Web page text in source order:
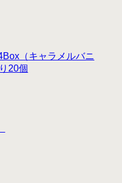
（キャラメルバニ
20個